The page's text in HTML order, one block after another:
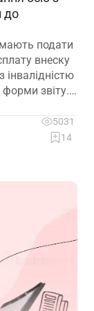
до
подати
внеску
звіту.
5031
14